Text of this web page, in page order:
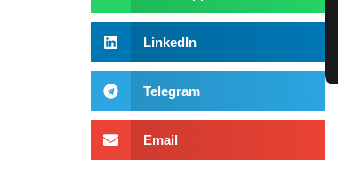
LinkedIn
Telegram
Email